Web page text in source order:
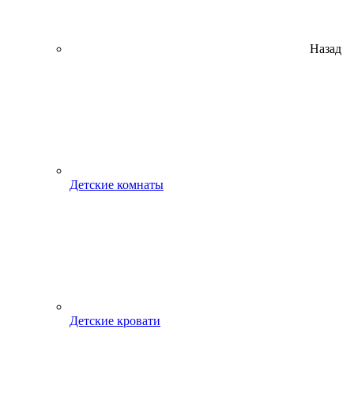
Назад
Детские комнаты
Детские кровати